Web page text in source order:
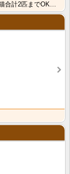
ペットと暮らせる築浅マンション！（小型犬又は猫合計2匹までOK） 新宿までのアクセス良好＆充実した設･･･